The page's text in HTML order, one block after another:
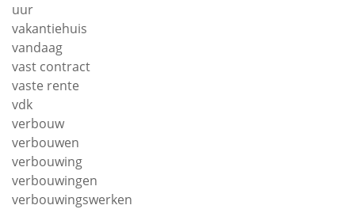
uur
vakantiehuis
vandaag
vast contract
vaste rente
vdk
verbouw
verbouwen
verbouwing
verbouwingen
verbouwingswerken